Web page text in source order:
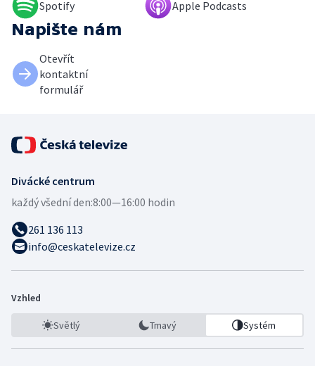
Spotify Apple Podcasts
Napište nám
Otevřít
kontaktní
formulář
Divácké centrum
každý všední den:8:00—16:00 hodin
261 136 113
info@ceskatelevize.cz
Vzhled
Světlý Tmavý Systém